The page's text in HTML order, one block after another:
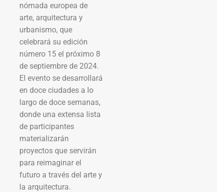
nómada europea de
arte, arquitectura y
urbanismo, que
celebrará su edición
número 15 el próximo 8
de septiembre de 2024.
El evento se desarrollará
en doce ciudades a lo
largo de doce semanas,
donde una extensa lista
de participantes
materializarán
proyectos que servirán
para reimaginar el
futuro a través del arte y
la arquitectura.